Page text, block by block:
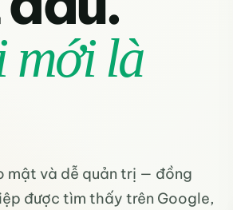
mới là
mật và dễ quản trị — đồng
được tìm thấy trên Google,